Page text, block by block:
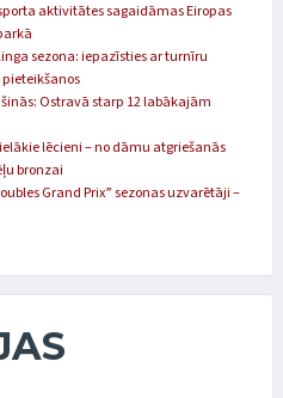
aktivitātes sagaidāmas Eiropas
sezona: iepazīsties ar turnīru
Ostravā starp 12 labākajām
lēcieni – no dāmu atgriešanās
bronzai
Grand Prix” sezonas uzvarētāji –